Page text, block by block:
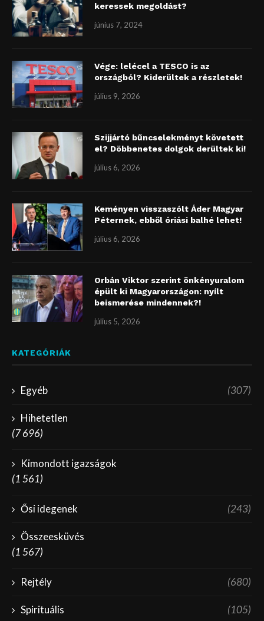
keressek megoldást?
június 7, 2024
Vége: lelécel a TESCO is az
országból? Kiderültek a részletek!
július 9, 2026
Szijjártó bűncselekményt követett
el? Döbbenetes dolgok derültek ki!
július 6, 2026
Keményen visszaszólt Áder Magyar
Péternek, ebből óriási balhé lehet!
július 6, 2026
Orbán Viktor szerint önkényuralom
épült ki Magyarországon: nyílt
beismerése mindennek?!
július 5, 2026
KATEGÓRIÁK
Egyéb (307)
Hihetetlen
(7 696)
Kimondott igazságok
(1 561)
Ősi idegenek (243)
Összeesküvés
(1 567)
Rejtély (680)
Spirituális (105)